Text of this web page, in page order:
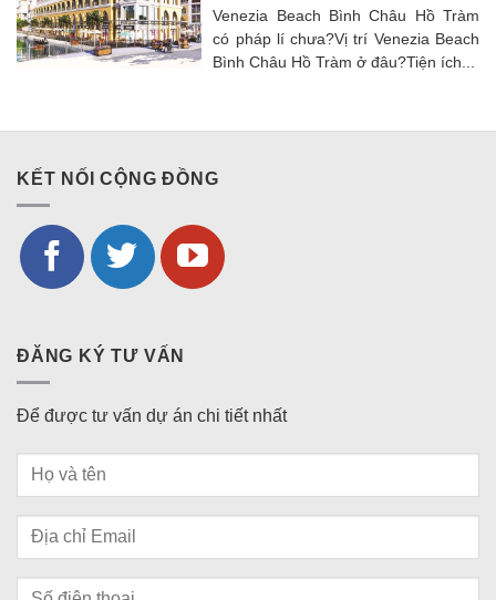
Venezia Beach Bình Châu Hồ Tràm
có pháp lí chưa?Vị trí Venezia Beach
Bình Châu Hồ Tràm ở đâu?Tiện ích...
KẾT NỐI CỘNG ĐỒNG
ĐĂNG KÝ TƯ VẤN
Để được tư vấn dự án chi tiết nhất